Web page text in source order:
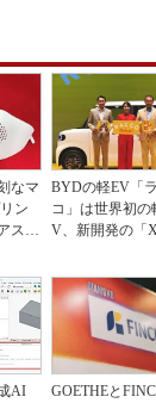
なマ
ン
スが
BYDの軽EV「
コ」は世界初の
V、新開発の「
AI
GOETHEと